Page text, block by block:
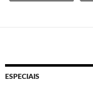
ESPECIAIS